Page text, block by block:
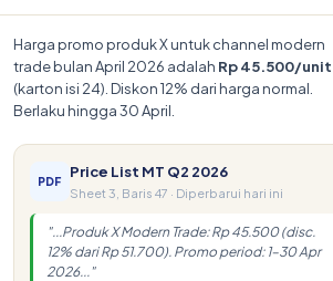
Harga promo produk X untuk channel modern
trade bulan April 2026 adalah Rp 45.500/unit
(karton isi 24). Diskon 12% dari harga normal.
Berlaku hingga 30 April.
PDF
Price List MT Q2 2026
Sheet 3, Baris 47 · Diperbarui hari ini
"...Produk X Modern Trade: Rp 45.500 (disc.
12% dari Rp 51.700). Promo period: 1–30 Apr
2026..."